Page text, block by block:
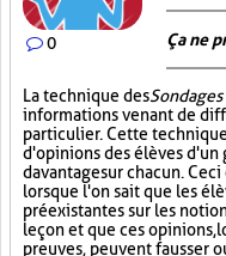
0 Ça ne
La technique des
informations venant de
particulier. Cette
d'opinions des élèves
davantage sur chacun.
lorsque l'on sait que les
préexistantes sur les
leçon et que ces opinions,
preuves, peuvent fausser